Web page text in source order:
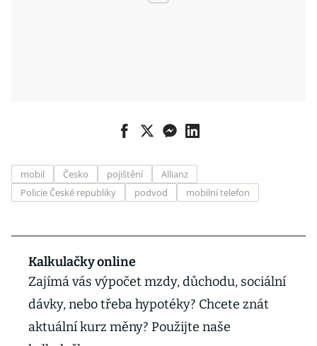
mobil Česko pojištění
Allianz
Policie České republiky
podvod mobilní telefon
Kalkulačky online
Zajímá vás výpočet mzdy, důchodu, sociální
dávky, nebo třeba hypotéky? Chcete znát
aktuální kurz měny? Použijte naše